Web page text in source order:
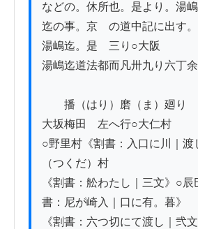
などの。休所也。是より。湯嶋
迄の事。京ゟの道中記に出す。
湯嶋迄。是ゟ三り○大阪ゟ
湯嶋迄道法都而凡卅九り六丁
播（はり）磨（ま）廻り
大坂梅田ゟ左へ行○大仁村
○野里村《割書：入口に川｜渡
（つくだ）村
《割書：舩わたし｜三文》○辰
書：尼が崎入｜口に有。暮》
《割書：六つ切にて渡し｜弐文